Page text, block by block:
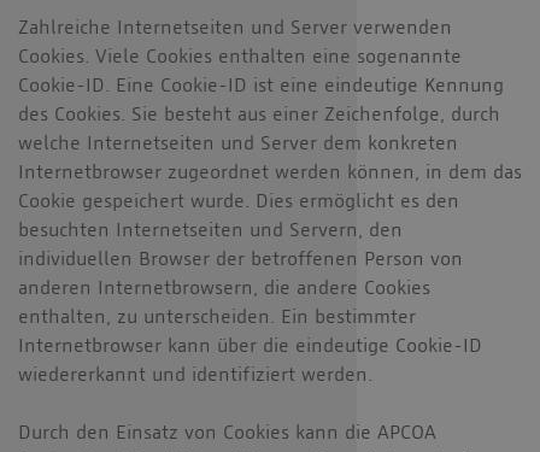
Zahlreiche Internetseiten und Server verwenden
Cookies. Viele Cookies enthalten eine sogenannte
Cookie-ID. Eine Cookie-ID ist eine eindeutige Kennung
des Cookies. Sie besteht aus einer Zeichenfolge, durch
welche Internetseiten und Server dem konkreten
Internetbrowser zugeordnet werden können, in dem das
Cookie gespeichert wurde. Dies ermöglicht es den
besuchten Internetseiten und Servern, den
individuellen Browser der betroffenen Person von
anderen Internetbrowsern, die andere Cookies
enthalten, zu unterscheiden. Ein bestimmter
Internetbrowser kann über die eindeutige Cookie-ID
wiedererkannt und identifiziert werden.
Durch den Einsatz von Cookies kann die APCOA